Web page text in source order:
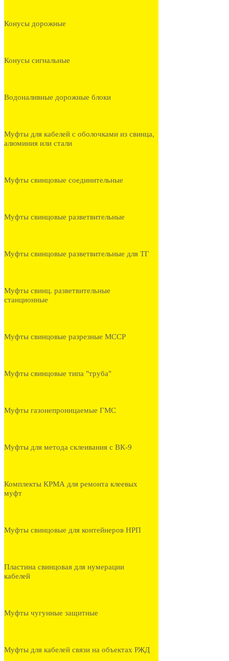
Конусы дорожные
Конусы сигнальные
Водоналивные дорожные блоки
Муфты для кабелей с оболочками из свинца,
алюминия или стали
Муфты свинцовые соединительные
Муфты свинцовые разветвительные
Муфты свинцовые разветвительные для ТГ
Муфты свинц. разветвительные
станционные
Муфты свинцовые разрезные МССР
Муфты свинцовые типа "труба"
Муфты газонепроницаемые ГМС
Муфты для метода склеивания с ВК-9
Комплекты КРМА для ремонта клеевых
муфт
Муфты свинцовые для контейнеров НРП
Пластина свинцовая для нумерации
кабелей
Муфты чугунные защитные
Муфты для кабелей связи на объектах РЖД